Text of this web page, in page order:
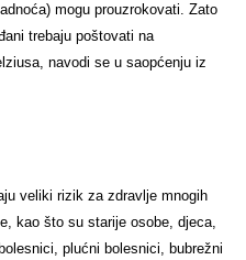
mogu prouzrokovati. Zato
trebaju poštovati na
navodi se u saopćenju iz
veliki rizik za zdravlje mnogih
kao što su starije osobe, djeca,
plućni bolesnici, bubrežni